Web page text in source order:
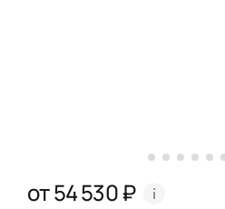
от 54 530 ₽